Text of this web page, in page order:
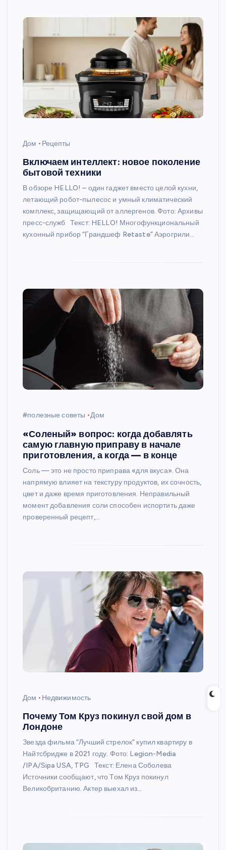
Дом Рецепты
Включаем интеллект: новое поколение
бытовой техники
В обзоре HELLO! – один гаджет вместо целой кухни,
летающий робот-пылесос и умный климатический
комплекс, защищающий от аллергенов. Фото: Архивы
пресс-служб Текст: HELLO! Многофункциональный
кухонный прибор “Грандшеф Retaste” Аэрогрили…
#полезные советы Дом
«Соленый» вопрос: когда добавлять
самую главную приправу в начале
приготовления, а когда — в конце
Соль — это не просто приправа «для вкуса». Она
напрямую влияет на текстуру продуктов, их сочность,
цвет и даже время приготовления. Неправильный
момент добавления соли способен испортить даже
проверенный рецепт,…
Дом Недвижимость
Почему Том Круз покинул свой дом в
Лондоне
Звезда фильма “Лучший стрелок” купил квартиру в
Найтсбридже в 2021 году. Фото: Legion-Media
/IPA/Sipa USA, TPG Текст: Елена Соболева
Источники сообщают, что Том Круз покинул
Великобританию. Актер выехал из…